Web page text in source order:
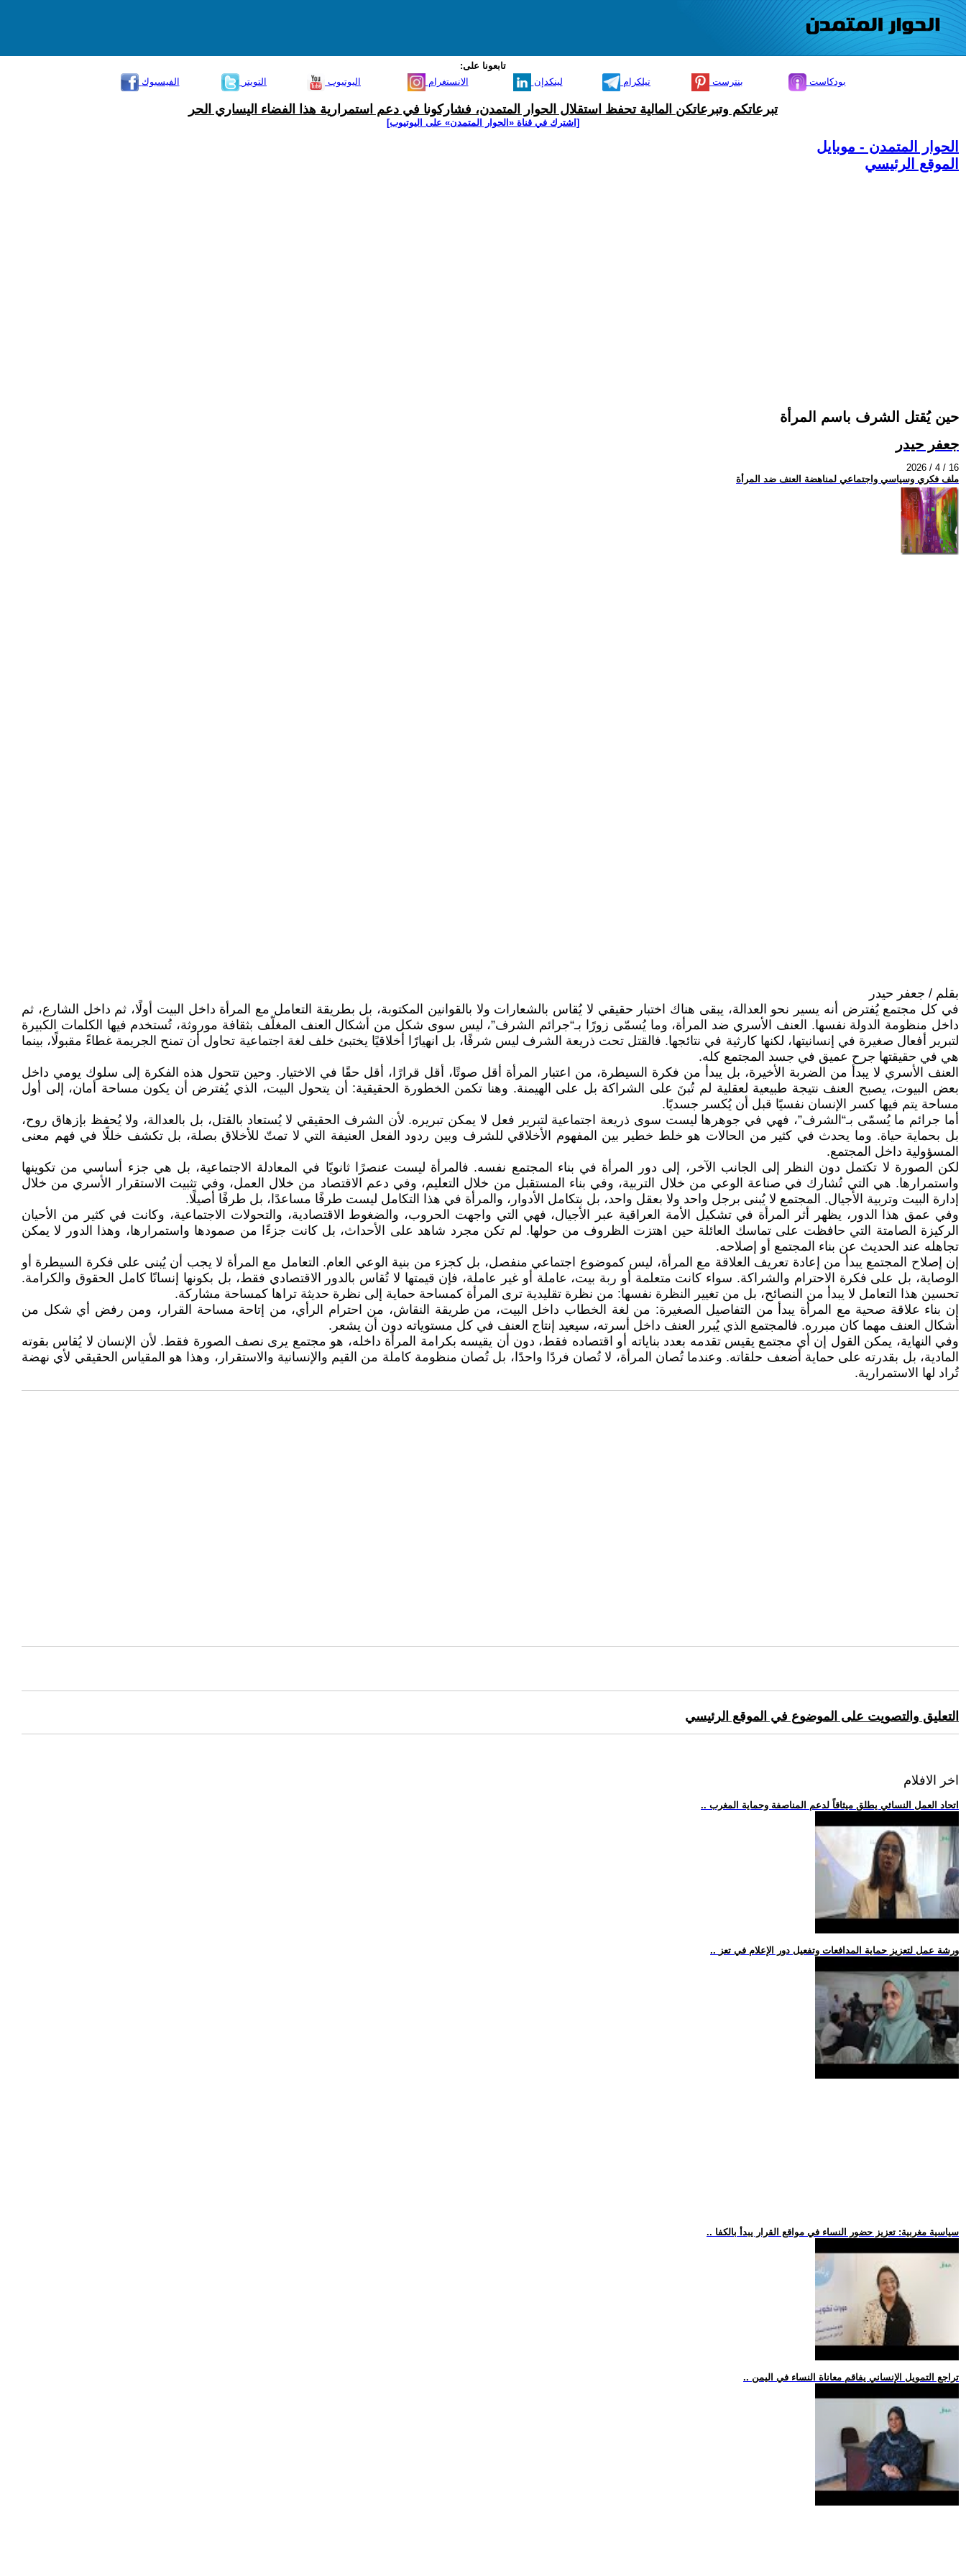
تابعونا على:
الفيسبوك
التويتر اليوتيوب الانستغرام لينكدإن تيلكرام بنترست بودكاست
تبرعاتكم وتبرعاتكن المالية تحفظ استقلال الحوار المتمدن، فشاركونا في دعم استمرارية هذا الفضاء اليساري الحر
[اشترك في قناة ‫«الحوار المتمدن» على اليوتيوب]
الحوار المتمدن - موبايل
الموقع الرئيسي
حين يُقتل الشرف باسم المرأة
جعفر حيدر
2026 / 4 / 16
ملف فكري وسياسي واجتماعي لمناهضة العنف ضد المرأة
بقلم / جعفر حيدر
في كل مجتمع يُفترض أنه يسير نحو العدالة، يبقى هناك اختبار حقيقي لا يُقاس بالشعارات ولا بالقوانين المكتوبة، بل بطريقة التعامل مع المرأة داخل البيت أولًا، ثم داخل الشارع، ثم
داخل منظومة الدولة نفسها. العنف الأسري ضد المرأة، وما يُسمّى زورًا بـ“جرائم الشرف”، ليس سوى شكل من أشكال العنف المغلّف بثقافة موروثة، تُستخدم فيها الكلمات الكبيرة
لتبرير أفعال صغيرة في إنسانيتها، لكنها كارثية في نتائجها. فالقتل تحت ذريعة الشرف ليس شرفًا، بل انهيارًا أخلاقيًا يختبئ خلف لغة اجتماعية تحاول أن تمنح الجريمة غطاءً مقبولًا، بينما
هي في حقيقتها جرح عميق في جسد المجتمع كله.
العنف الأسري لا يبدأ من الضربة الأخيرة، بل يبدأ من فكرة السيطرة، من اعتبار المرأة أقل صوتًا، أقل قرارًا، أقل حقًا في الاختيار. وحين تتحول هذه الفكرة إلى سلوك يومي داخل
بعض البيوت، يصبح العنف نتيجة طبيعية لعقلية لم تُبنَ على الشراكة بل على الهيمنة. وهنا تكمن الخطورة الحقيقية: أن يتحول البيت، الذي يُفترض أن يكون مساحة أمان، إلى أول
مساحة يتم فيها كسر الإنسان نفسيًا قبل أن يُكسر جسديًا.
أما جرائم ما يُسمّى بـ“الشرف”، فهي في جوهرها ليست سوى ذريعة اجتماعية لتبرير فعل لا يمكن تبريره. لأن الشرف الحقيقي لا يُستعاد بالقتل، بل بالعدالة، ولا يُحفظ بإزهاق روح،
بل بحماية حياة. وما يحدث في كثير من الحالات هو خلط خطير بين المفهوم الأخلاقي للشرف وبين ردود الفعل العنيفة التي لا تمتّ للأخلاق بصلة، بل تكشف خللًا في فهم معنى
المسؤولية داخل المجتمع.
لكن الصورة لا تكتمل دون النظر إلى الجانب الآخر، إلى دور المرأة في بناء المجتمع نفسه. فالمرأة ليست عنصرًا ثانويًا في المعادلة الاجتماعية، بل هي جزء أساسي من تكوينها
واستمرارها. هي التي تُشارك في صناعة الوعي من خلال التربية، وفي بناء المستقبل من خلال التعليم، وفي دعم الاقتصاد من خلال العمل، وفي تثبيت الاستقرار الأسري من خلال
إدارة البيت وتربية الأجيال. المجتمع لا يُبنى برجل واحد ولا بعقل واحد، بل بتكامل الأدوار، والمرأة في هذا التكامل ليست طرفًا مساعدًا، بل طرفًا أصيلًا.
وفي عمق هذا الدور، يظهر أثر المرأة في تشكيل الأمة العراقية عبر الأجيال، فهي التي واجهت الحروب، والضغوط الاقتصادية، والتحولات الاجتماعية، وكانت في كثير من الأحيان
الركيزة الصامتة التي حافظت على تماسك العائلة حين اهتزت الظروف من حولها. لم تكن مجرد شاهد على الأحداث، بل كانت جزءًا من صمودها واستمرارها، وهذا الدور لا يمكن
تجاهله عند الحديث عن بناء المجتمع أو إصلاحه.
إن إصلاح المجتمع يبدأ من إعادة تعريف العلاقة مع المرأة، ليس كموضوع اجتماعي منفصل، بل كجزء من بنية الوعي العام. التعامل مع المرأة لا يجب أن يُبنى على فكرة السيطرة أو
الوصاية، بل على فكرة الاحترام والشراكة. سواء كانت متعلمة أو ربة بيت، عاملة أو غير عاملة، فإن قيمتها لا تُقاس بالدور الاقتصادي فقط، بل بكونها إنسانًا كامل الحقوق والكرامة.
تحسين هذا التعامل لا يبدأ من النصائح، بل من تغيير النظرة نفسها: من نظرة تقليدية ترى المرأة كمساحة حماية إلى نظرة حديثة تراها كمساحة مشاركة.
إن بناء علاقة صحية مع المرأة يبدأ من التفاصيل الصغيرة: من لغة الخطاب داخل البيت، من طريقة النقاش، من احترام الرأي، من إتاحة مساحة القرار، ومن رفض أي شكل من
أشكال العنف مهما كان مبرره. فالمجتمع الذي يُبرر العنف داخل أسرته، سيعيد إنتاج العنف في كل مستوياته دون أن يشعر.
وفي النهاية، يمكن القول إن أي مجتمع يقيس تقدمه بعدد بناياته أو اقتصاده فقط، دون أن يقيسه بكرامة المرأة داخله، هو مجتمع يرى نصف الصورة فقط. لأن الإنسان لا يُقاس بقوته
المادية، بل بقدرته على حماية أضعف حلقاته. وعندما تُصان المرأة، لا تُصان فردًا واحدًا، بل تُصان منظومة كاملة من القيم والإنسانية والاستقرار، وهذا هو المقياس الحقيقي لأي نهضة
تُراد لها الاستمرارية.
التعليق والتصويت على الموضوع في الموقع الرئيسي
اخر الافلام
.. اتحاد العمل النسائي يطلق ميثاقاً لدعم المناصفة وحماية المغرب
.. ورشة عمل لتعزيز حماية المدافعات وتفعيل دور الإعلام في تعز
.. سياسية مغربية: تعزيز حضور النساء في مواقع القرار يبدأ بالكفا
.. تراجع التمويل الإنساني يفاقم معاناة النساء في اليمن